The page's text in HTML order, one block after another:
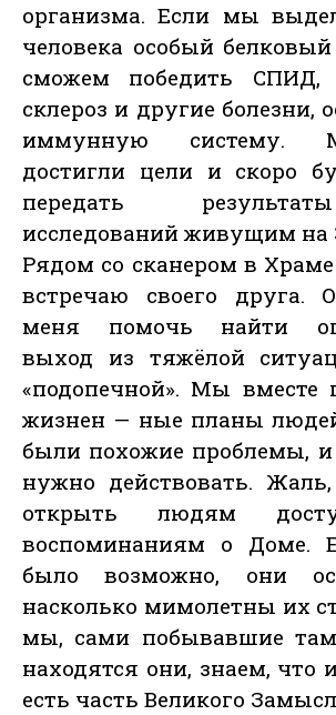
организма. Если мы
человека особый
сможем победить СПИД,
склероз и другие болезни,
иммунную систему.
достигли цели и скоро
передать
исследований живущим на
Рядом со сканером в
встречаю своего друга.
меня помочь найти
выход из тяжёлой
«подопечной». Мы вместе
жизнен — ные планы
были похожие проблемы,
нужно действовать.
открыть людям
воспоминаниям о Доме.
было возможно, они
насколько мимолетны их
мы, сами побывавшие
находятся они, знаем, что
есть часть Великого